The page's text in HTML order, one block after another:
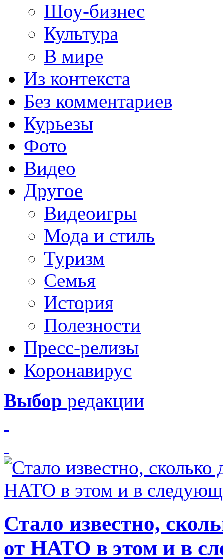
Шоу-бизнес
Культура
В мире
Из контекста
Без комментариев
Курьезы
Фото
Видео
Другое
Видеоигры
Мода и стиль
Туризм
Семья
История
Полезности
Пресс-релизы
Коронавирус
Выбор редакции
Стало известно,
от НАТО в этом и в